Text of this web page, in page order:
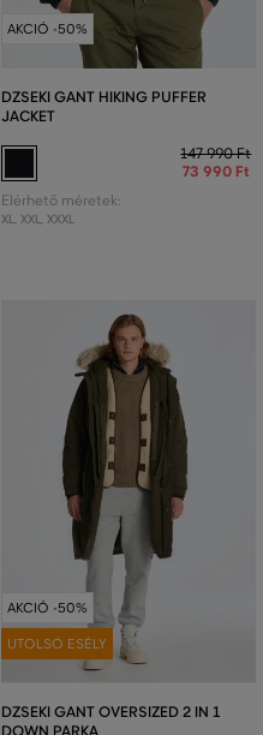
AKCIÓ -50%
DZSEKI GANT HIKING PUFFER
JACKET
147 990 Ft
73 990 Ft
Elérhető méretek:
XL, XXL, XXXL
AKCIÓ -50%
UTOLSÓ ESÉLY
DZSEKI GANT OVERSIZED 2 IN 1
DOWN PARKA